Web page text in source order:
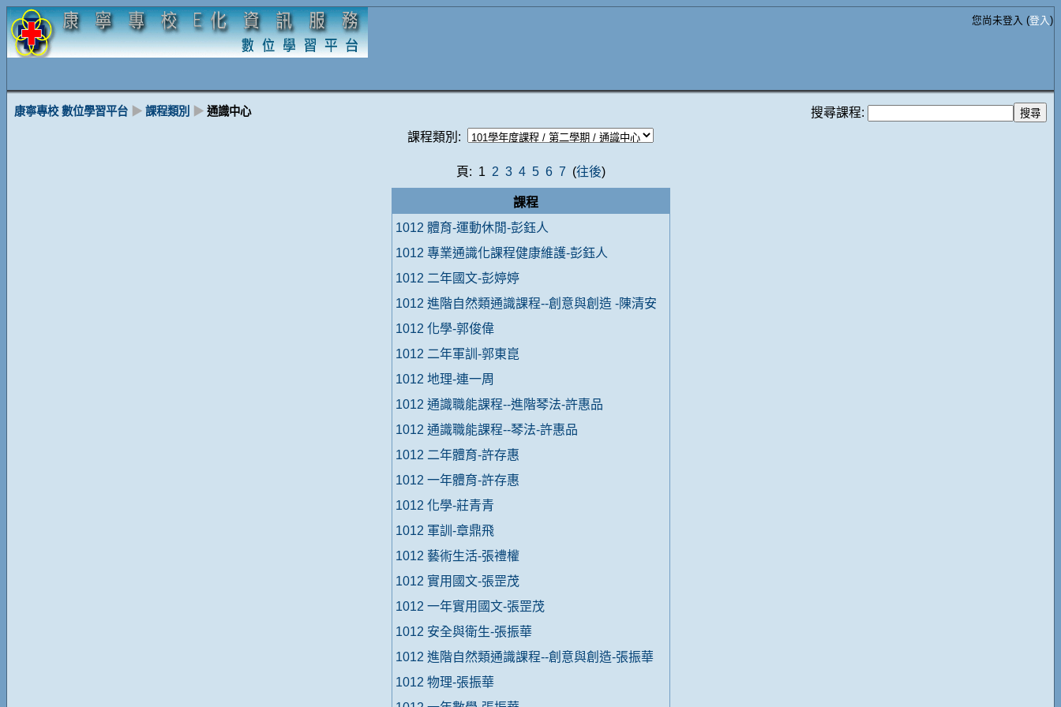
您尚未登入 (登入)
康寧專校 數位學習平台 ▶ 課程類別 ▶ 通識中心
搜尋課程:
課程類別:
頁: 1 2 3 4 5 6 7 (往後)
課程
1012 體育-運動休閒-彭鈺人
1012 專業通識化課程健康維護-彭鈺人
1012 二年國文-彭婷婷
1012 進階自然類通識課程--創意與創造 -陳清安
1012 化學-郭俊偉
1012 二年軍訓-郭東崑
1012 地理-連一周
1012 通識職能課程--進階琴法-許惠品
1012 通識職能課程--琴法-許惠品
1012 二年體育-許存惠
1012 一年體育-許存惠
1012 化學-莊青青
1012 軍訓-章鼎飛
1012 藝術生活-張禮權
1012 實用國文-張罡茂
1012 一年實用國文-張罡茂
1012 安全與衛生-張振華
1012 進階自然類通識課程--創意與創造-張振華
1012 物理-張振華